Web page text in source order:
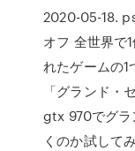
2020-05-18.
オフ 全世界で
れたゲームの1
「グランド・
gtx 970でグラ
くのか試して